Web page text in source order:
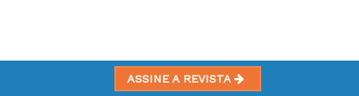
ASSINE A REVISTA